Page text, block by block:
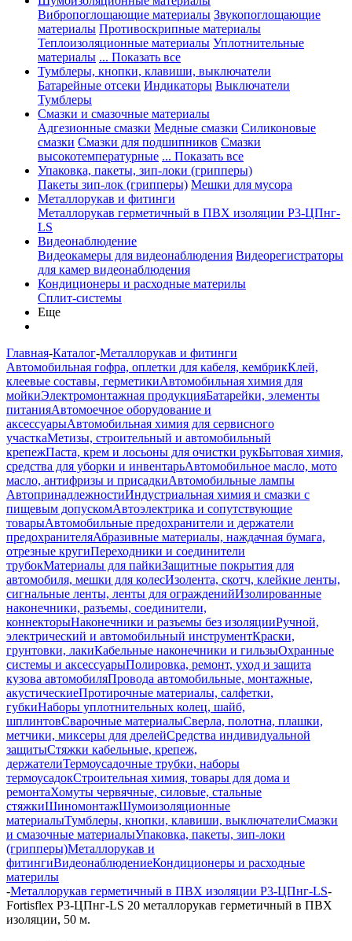
Вибропоглощающие материалы Звукопоглощающие
материалы Противоскрипные материалы
Теплоизоляционные материалы Уплотнительные
материалы ... Показать все
Тумблеры, кнопки, клавиши, выключатели
Батарейные отсеки Индикаторы Выключатели
Тумблеры
Смазки и смазочные материалы
Адгезионные смазки Медные смазки Силиконовые
смазки Смазки для подшипников Смазки
высокотемпературные ... Показать все
Упаковка, пакеты, зип-локи (грипперы)
Пакеты зип-лок (грипперы) Мешки для мусора
Металлорукав и фитинги
Металлорукав герметичный в ПВХ изоляции Р3-ЦПнг-
LS
Видеонаблюдение
Видеокамеры для видеонаблюдения Видеорегистраторы
для камер видеонаблюдения
Кондиционеры и расходные материлы
Сплит-системы
Еще
Главная-Каталог-Металлорукав и фитинги
Автомобильная гофра, оплетки для кабеля, кембрикКлей,
клеевые составы, герметикиАвтомобильная химия для
мойкиЭлектромонтажная продукцияБатарейки, элементы
питанияАвтомоечное оборудование и
аксессуарыАвтомобильная химия для сервисного
участкаМетизы, строительный и автомобильный
крепежПаста, крем и лосьоны для очистки рукБытовая химия,
средства для уборки и инвентарьАвтомобильное масло, мото
масло, антифризы и присадкиАвтомобильные лампы
АвтопринадлежностиИндустриальная химия и смазки с
пищевым допускомАвтоэлектрика и сопутствующие
товарыАвтомобильные предохранители и держатели
предохранителяАбразивные материалы, наждачная бумага,
отрезные кругиПереходники и соединители
трубокМатериалы для пайкиЗащитные покрытия для
автомобиля, мешки для колесИзолента, скотч, клейкие ленты,
сигнальные ленты, ленты для огражденийИзолированные
наконечники, разъемы, соединители,
коннекторыНаконечники и разъемы без изоляцииРучной,
электрический и автомобильный инструментКраски,
грунтовки, лакиКабельные наконечники и гильзыОхранные
системы и аксессуарыПолировка, ремонт, уход и защита
кузова автомобиляПровода автомобильные, монтажные,
акустическиеПротирочные материалы, салфетки,
губкиНаборы уплотнительных колец, шайб,
шплинтовСварочные материалыСверла, полотна, плашки,
метчики, миксеры для дрелейСредства индивидуальной
защитыСтяжки кабельные, крепеж,
держателиТермоусадочные трубки, наборы
термоусадокСтроительная химия, товары для дома и
ремонтаХомуты червячные, силовые, стальные
стяжкиШиномонтажШумоизоляционные
материалыТумблеры, кнопки, клавиши, выключателиСмазки
и смазочные материалыУпаковка, пакеты, зип-локи
(грипперы)Металлорукав и
фитингиВидеонаблюдениеКондиционеры и расходные
материлы
-Металлорукав герметичный в ПВХ изоляции Р3-ЦПнг-LS-
Fortisflex Р3-ЦПнг-LS 20 металлорукав герметичный в ПВХ
изоляции, 50 м.